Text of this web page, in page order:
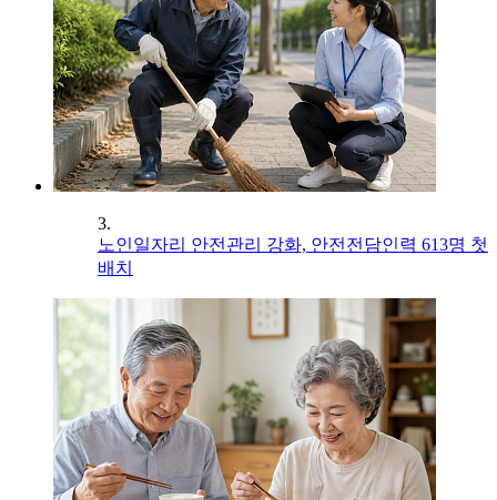
3.
노인일자리 안전관리 강화, 안전전담인력 613명 첫
배치